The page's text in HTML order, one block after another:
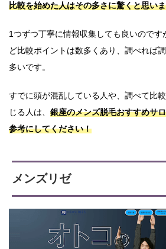
比較を始めた人はその多さに驚くと思い
1つずつ丁寧に情報収集しても良いのです
ど比較ポイントは数多くあり、調べれば
多いです。
すでに頭が混乱している人や、調べて比
じる人は、 銀座のメンズ脱毛おすすめサ
参考にしてください！
メンズリゼ